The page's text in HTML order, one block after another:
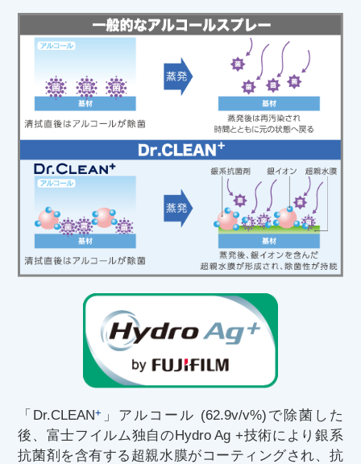
「Dr.CLEAN+ 」アルコール (62.9v/v%)で除菌した
後、富士フイルム独自のHydro Ag +技術により銀系
抗菌剤を含有する超親水膜がコーティングされ、抗